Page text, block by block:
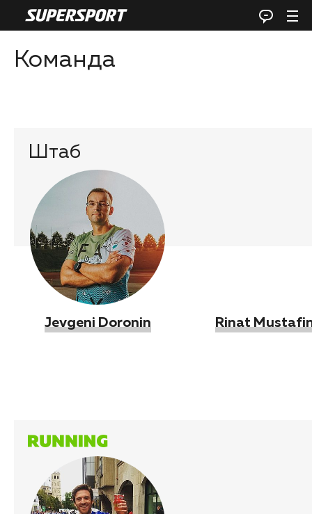
Команда
Штаб
Jevgeni Doronin Rinat